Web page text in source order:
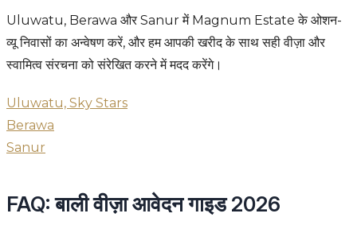
Uluwatu, Berawa और Sanur में Magnum Estate के ओशन-
व्यू निवासों का अन्वेषण करें, और हम आपकी खरीद के साथ सही वीज़ा और
स्वामित्व संरचना को संरेखित करने में मदद करेंगे।
Uluwatu, Sky Stars
Berawa
Sanur
FAQ: बाली वीज़ा आवेदन गाइड 2026